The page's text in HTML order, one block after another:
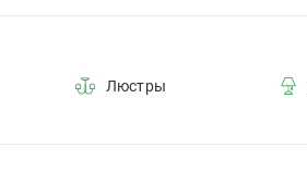
Люстры